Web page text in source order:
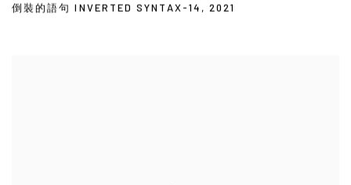
倒裝的語句 INVERTED SYNTAX-14 ,2021